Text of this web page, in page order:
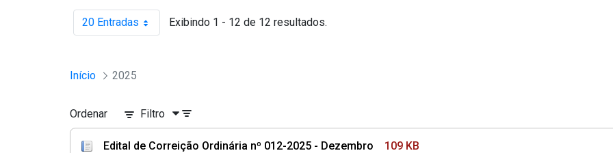
20 EntradasPor página Exibindo 1 - 12 de 12 resultados.
Início 2025
Ordenar Filtro
Edital de Correição Ordinária nº 012-2025 - Dezembro
109 KB